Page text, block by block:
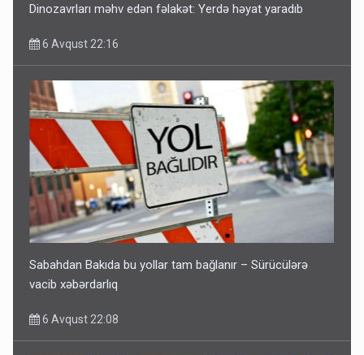
Dinozavrları məhv edən fəlakət: Yerdə həyat yaradıb
6 Avqust 22:16
Sabahdan Bakıda bu yollar tam bağlanır – Sürücülərə
vacib xəbərdarlıq
6 Avqust 22:08